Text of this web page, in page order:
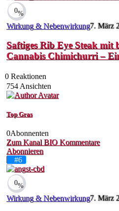
0%
Wirkung & Nebenwirkung7. März
Saftiges Rib Eye Steak mit
Cannabis Chimichurri –
0 Reaktionen
754 Ansichten
Top Gras
0Abonnenten
Zum Kanal BIO Kommentare
Abonnieren
#6
0%
Wirkung & Nebenwirkung7. März